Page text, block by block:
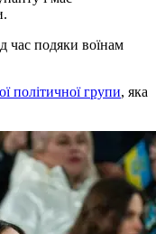
час подяки воїнам
політичної групи, яка